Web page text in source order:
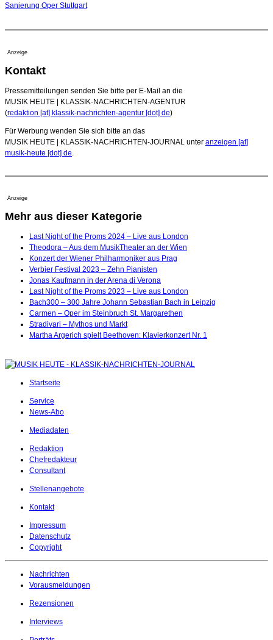
Sanierung Oper Stuttgart
Anzeige
Kontakt
Pressemitteilungen senden Sie bitte per E-Mail an die
MUSIK HEUTE | KLASSIK-NACHRICHTEN-AGENTUR
(redaktion [at] klassik-nachrichten-agentur [dot] de)
Für Werbung wenden Sie sich bitte an das
MUSIK HEUTE | KLASSIK-NACHRICHTEN-JOURNAL unter anzeigen [at]
musik-heute [dot] de
Anzeige
Mehr aus dieser Kategorie
Last Night of the Proms 2024 – Live aus London
Theodora – Aus dem MusikTheater an der Wien
Konzert der Wiener Philharmoniker aus Prag
Verbier Festival 2023 – Zehn Pianisten
Jonas Kaufmann in der Arena di Verona
Last Night of the Proms 2023 – Live aus London
Bach300 – 300 Jahre Johann Sebastian Bach in Leipzig
Carmen – Oper im Steinbruch St. Margarethen
Stradivari – Mythos und Markt
Martha Argerich spielt Beethoven: Klavierkonzert Nr. 1
Startseite
Service
News-Abo
Mediadaten
Redaktion
Chefredakteur
Consultant
Stellenangebote
Kontakt
Impressum
Datenschutz
Copyright
Nachrichten
Vorausmeldungen
Rezensionen
Interviews